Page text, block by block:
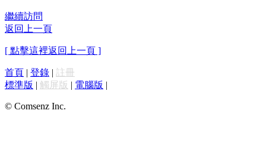
繼續訪問
返回上一頁
[ 點擊這裡返回上一頁 ]
首頁 | 登錄 | 註冊
標準版 | 觸屏版 | 電腦版 |
© Comsenz Inc.